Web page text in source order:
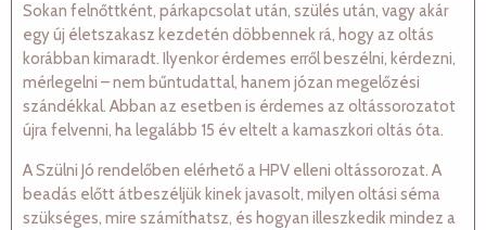
Sokan felnőttként, párkapcsolat után, szülés után, vagy akár
egy új életszakasz kezdetén döbbennek rá, hogy az oltás
korábban kimaradt. Ilyenkor érdemes erről beszélni, kérdezni,
mérlegelni – nem bűntudattal, hanem józan megelőzési
szándékkal. Abban az esetben is érdemes az oltássorozatot
újra felvenni, ha legalább 15 év eltelt a kamaszkori oltás óta.
A Szülni Jó rendelőben elérhető a HPV elleni oltássorozat. A
beadás előtt átbeszéljük kinek javasolt, milyen oltási séma
szükséges, mire számíthatsz, és hogyan illeszkedik mindez a